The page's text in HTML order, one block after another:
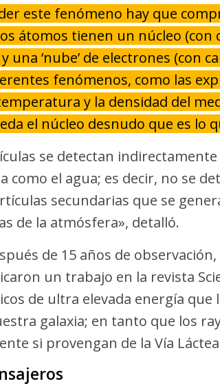
este fenómeno hay que
átomos tienen un núcleo
una ‘nube’ de electrones (con
fenómenos, como las
y la densidad del
el núcleo desnudo que es lo
se detectan
como el agua; es decir, no se
secundarias que se
de la atmósfera», detalló.
de 15 años de
un trabajo en la revista
de ultra elevada energía
galaxia; en tanto que los
si provengan de la Vía